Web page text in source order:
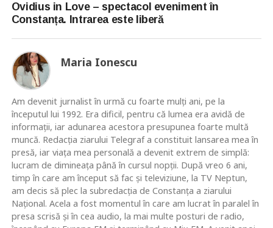
Ovidius in Love – spectacol eveniment în
Constanța. Intrarea este liberă
Maria Ionescu
Am devenit jurnalist în urmă cu foarte mulţi ani, pe la
începutul lui 1992. Era dificil, pentru că lumea era avidă de
informaţii, iar adunarea acestora presupunea foarte multă
muncă. Redacţia ziarului Telegraf a constituit lansarea mea în
presă, iar viaţa mea personală a devenit extrem de simplă:
lucram de dimineaţa până în cursul nopţii. După vreo 6 ani,
timp în care am început să fac şi televiziune, la TV Neptun,
am decis să plec la subredacţia de Constanţa a ziarului
Naţional. Acela a fost momentul în care am lucrat în paralel în
presa scrisă şi în cea audio, la mai multe posturi de radio,